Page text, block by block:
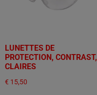
LUNETTES DE
PROTECTION, CONTRAST,
CLAIRES
€ 15,50